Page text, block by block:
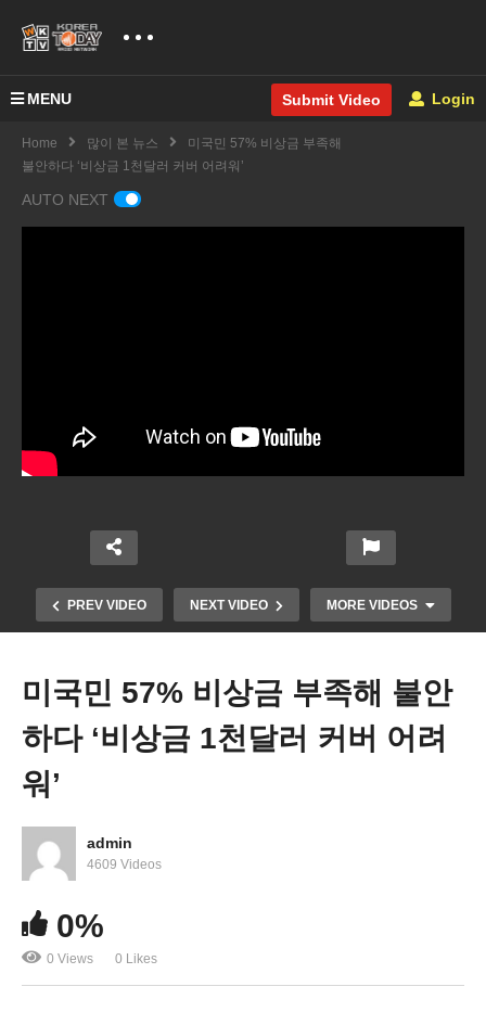
MENU Submit Video Login
Home 많이 본 뉴스
미국민 57% 비상금 부족해
불안하다 ‘비상금 1천달러 커버 어려워’
AUTO NEXT
PREV VIDEO NEXT VIDEO MORE VIDEOS
미국 비만 당뇨 치료제 ‘먹는 약’ 올 하반기 시판된다
미국민 57% 비상금 부족해 불안
하다 ‘비상금 1천달러 커버 어려
워’
admin
4609 Videos
0%
0 Views 0 Likes